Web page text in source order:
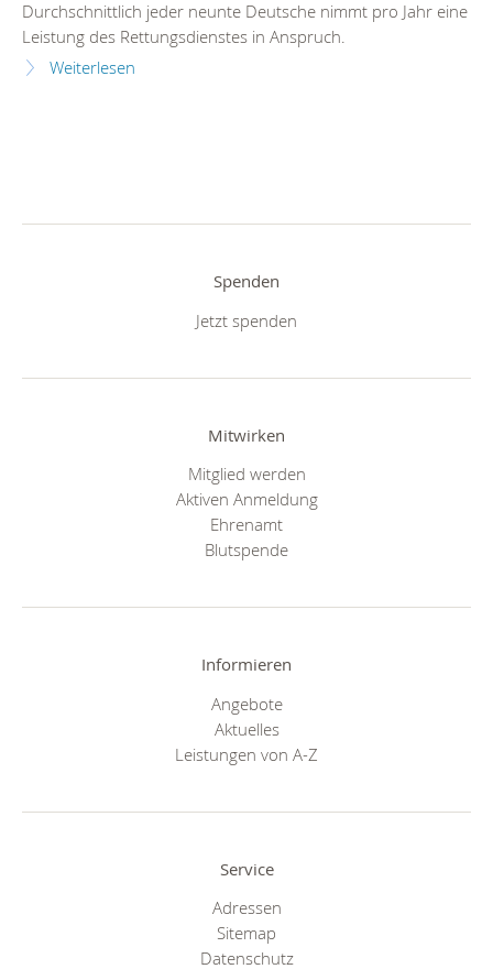
Durchschnittlich jeder neunte Deutsche nimmt pro Jahr eine
Leistung des Rettungsdienstes in Anspruch.
Weiterlesen
Spenden
Jetzt spenden
Mitwirken
Mitglied werden
Aktiven Anmeldung
Ehrenamt
Blutspende
Informieren
Angebote
Aktuelles
Leistungen von A-Z
Service
Adressen
Sitemap
Datenschutz